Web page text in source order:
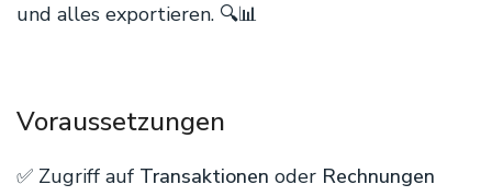
und alles exportieren. 🔍📊
Voraussetzungen
✅ Zugriff auf Transaktionen oder Rechnungen